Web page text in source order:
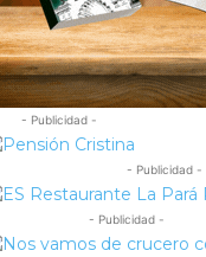
- Publicidad -
- Publicidad -
- Publicidad -